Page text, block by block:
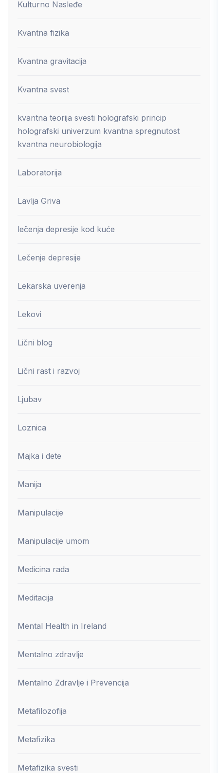
Kulturno Nasleđe
Kvantna fizika
Kvantna gravitacija
Kvantna svest
kvantna teorija svesti holografski princip
holografski univerzum kvantna spregnutost
kvantna neurobiologija
Laboratorija
Lavlja Griva
lečenja depresije kod kuće
Lečenje depresije
Lekarska uverenja
Lekovi
Lični blog
Lični rast i razvoj
Ljubav
Loznica
Majka i dete
Manija
Manipulacije
Manipulacije umom
Medicina rada
Meditacija
Mental Health in Ireland
Mentalno zdravlje
Mentalno Zdravlje i Prevencija
Metafilozofija
Metafizika
Metafizika svesti